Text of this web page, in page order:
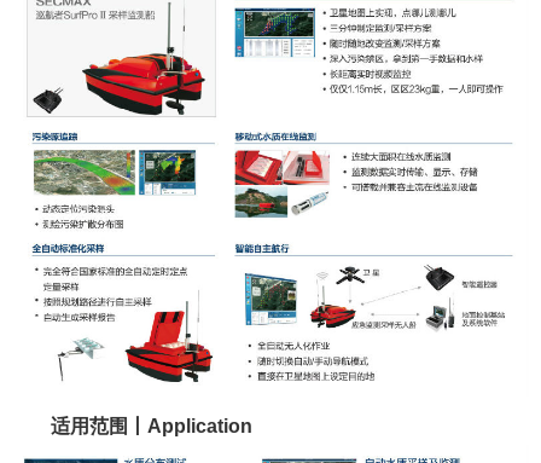
适用范围丨Application